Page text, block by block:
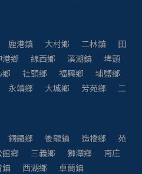
鹿港鎮 大村鄉 二林鎮
田
港鄉 線西鄉 溪湖鎮
埤頭
社頭鄉 福興鄉
埔鹽鄉
永靖鄉 大城鄉 芳苑鄉
二
銅鑼鄉 後龍鎮 造橋鄉
苑
館鄉 三義鄉 獅潭鄉
南庄
鎮 西湖鄉
卓蘭鎮